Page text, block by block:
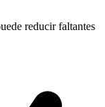
reducir faltantes